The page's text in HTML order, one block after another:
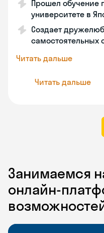
Прошел обучение
университете в
Создает
самостоятельных
Читать дальше
Читать дальше
Занимаемся
онлайн-